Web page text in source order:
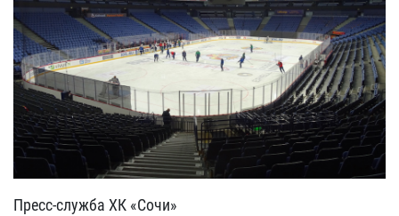
Пресс-служба ХК «Сочи»